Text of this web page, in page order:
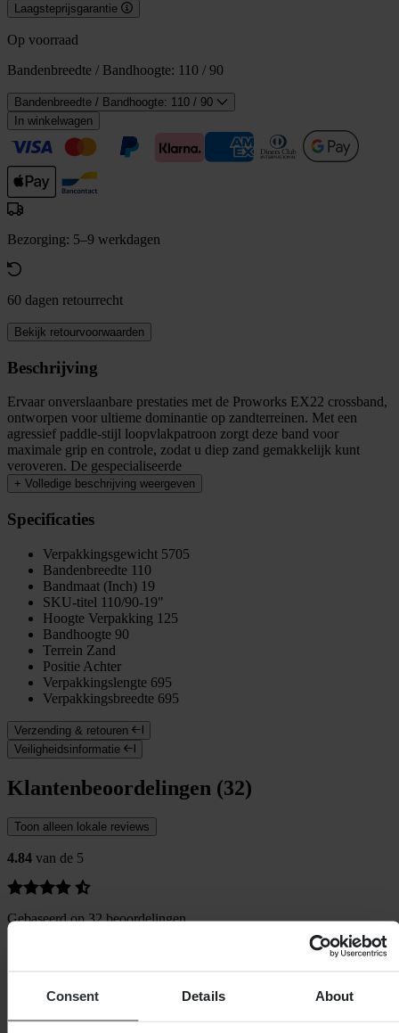
Consent Details About
Laagsteprijsgarantie
Op voorraad
Bandenbreedte / Bandhoogte: 110 / 90
Bandenbreedte / Bandhoogte: 110 / 90
In winkelwagen
Bezorging: 5–9 werkdagen
60 dagen retourrecht
Bekijk retourvoorwaarden
Beschrijving
Ervaar onverslaanbare prestaties met de Proworks EX22 crossband,
ontworpen voor ultieme dominantie op zandterreinen. Met een
agressief paddle-stijl loopvlakpatroon zorgt deze band voor
maximale grip en controle, zodat u diep zand gemakkelijk kunt
veroveren. De gespecialiseerde
+ Volledige beschrijving weergeven
Specificaties
Verpakkingsgewicht 5705
Bandenbreedte 110
Bandmaat (Inch) 19
SKU-titel 110/90-19"
Hoogte Verpakking 125
Bandhoogte 90
Terrein Zand
Positie Achter
Verpakkingslengte 695
Verpakkingsbreedte 695
Verzending & retouren
Veiligheidsinformatie
Klantenbeoordelingen (32)
Toon alleen lokale reviews
4.84 van de 5
Gebaseerd op 32 beoordelingen
3